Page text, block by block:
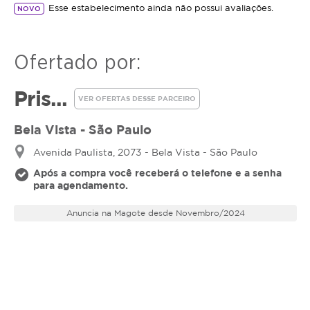
musculares e proporciona sensação de bem-
couro cabeludo, aliviando o estresse e
melhorando o estado de alerta.
Hidratação Facial:Restaura a hidratação e
luminosidade da pele, deixando-a macia e
saudável.
combatendo o ressecamento.
Dê-se esse presente e saia renovado(a) com o
NOVO Esse estabelecimento ainda não possui avaliações.
Ofertado por:
Pris... VER OFERTAS DESSE PARCEIRO
Bela Vista - São Paulo
Avenida Paulista, 2073 - Bela Vista - São Paulo
Após a compra você receberá o telefone e a senha
para agendamento.
Anuncia na Magote desde Novembro/2024